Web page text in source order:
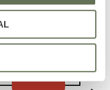
AV VÅRA